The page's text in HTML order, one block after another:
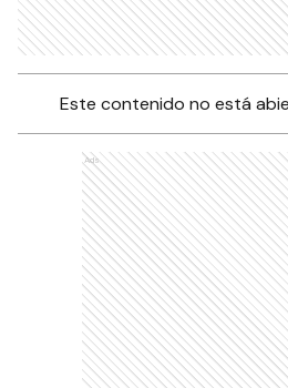
Este contenido no está
Ads